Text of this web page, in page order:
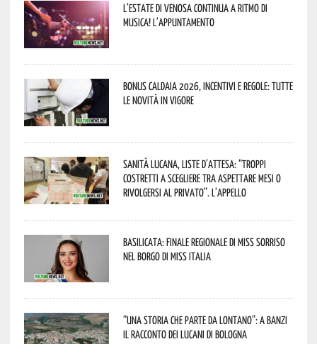
L’estate di Venosa continua a ritmo di
musica! L’appuntamento
Bonus caldaia 2026, incentivi e regole: tutte
le novità in vigore
Sanità lucana, liste d’attesa: “Troppi
costretti a scegliere tra aspettare mesi o
rivolgersi al privato”. L’appello
Basilicata: finale regionale di Miss Sorriso
nel borgo di Miss Italia
“Una storia che parte da lontano”: a Banzi
il racconto dei Lucani di Bologna